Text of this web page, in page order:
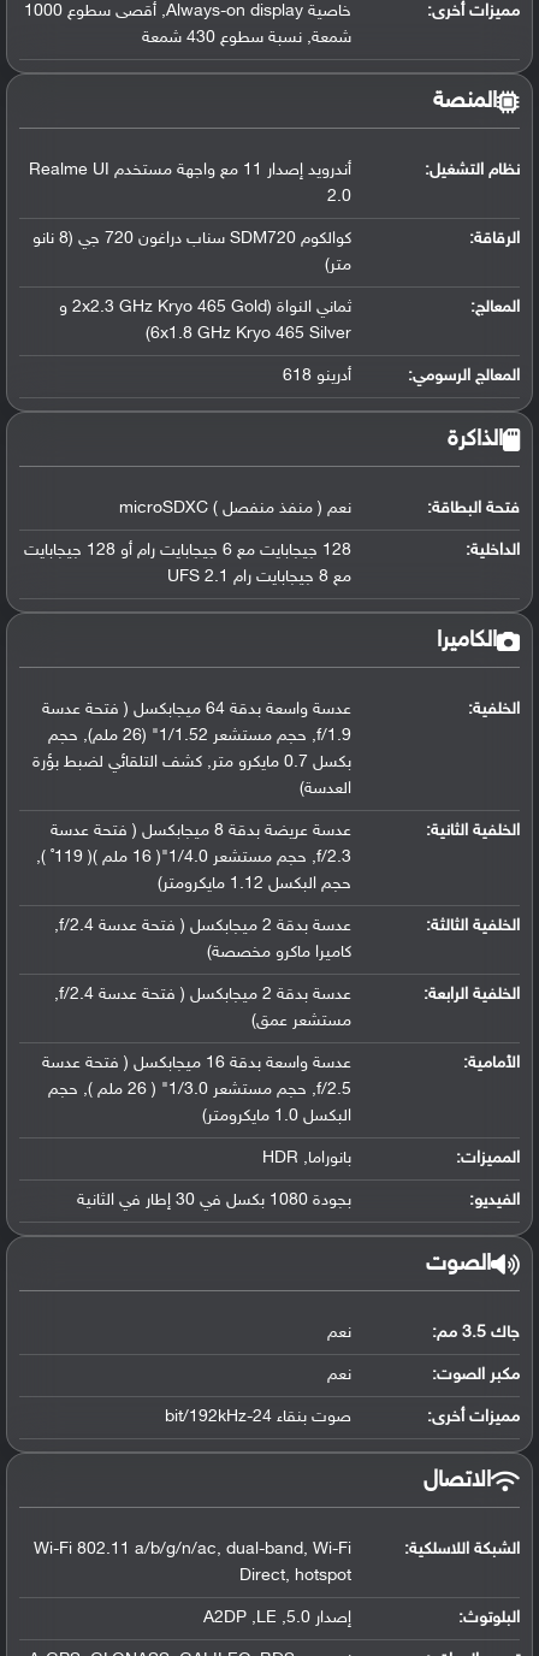
مميزات أخرى:
خاصية Always-on display, أقصى سطوع 1000
شمعة, نسبة سطوع 430 شمعة
المنصة
نظام التشغيل:
أندرويد إصدار 11 مع واجهة مستخدم Realme UI
2.0
الرقاقة:
كوالكوم SDM720 سناب دراغون 720 جي (8 نانو
متر)
المعالج:
ثماني النواة (2x2.3 GHz Kryo 465 Gold و
6x1.8 GHz Kryo 465 Silver)
المعالج الرسومي: أدرينو 618
الذاكرة
فتحة البطاقة: نعم ( منفذ منفصل ) microSDXC
الداخلية:
128 جيجابايت مع 6 جيجابايت رام أو 128 جيجابايت
مع 8 جيجابايت رام UFS 2.1
الكاميرا
الخلفية:
عدسة واسعة بدقة 64 ميجابكسل ( فتحة عدسة
f/1.9, حجم مستشعر 1/1.52" (26 ملم), حجم
بكسل 0.7 مايكرو متر, كشف التلقائي لضبط بؤرة
العدسة)
الخلفية الثانية:
عدسة عريضة بدقة 8 ميجابكسل ( فتحة عدسة
f/2.3, حجم مستشعر 1/4.0"( 16 ملم )( 119˚ ),
حجم البكسل 1.12 مايكرومتر)
الخلفية الثالثة:
عدسة بدقة 2 ميجابكسل ( فتحة عدسة f/2.4,
كاميرا ماكرو مخصصة)
الخلفية الرابعة:
عدسة بدقة 2 ميجابكسل ( فتحة عدسة f/2.4,
مستشعر عمق)
الأمامية:
عدسة واسعة بدقة 16 ميجابكسل ( فتحة عدسة
f/2.5, حجم مستشعر 1/3.0" ( 26 ملم ), حجم
البكسل 1.0 مايكرومتر)
المميزات: بانوراما, HDR
الفيديو: بجودة 1080 بكسل في 30 إطار في الثانية
الصوت
جاك 3.5 مم: نعم
مكبر الصوت: نعم
مميزات أخرى: صوت بنقاء 24-bit/192kHz
الاتصال
الشبكة اللاسلكية:
Wi-Fi 802.11 a/b/g/n/ac, dual-band, Wi-Fi
Direct, hotspot
البلوتوث: إصدار 5.0, A2DP ,LE